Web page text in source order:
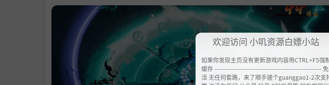
欢迎访问 小叽资源白嫖小站
如果你发现主页没有更新游戏内容用CTRL+F5
缓存 -------------------------------------------------------
活 无任何套路，来了顺手搓个guanggao1-2次